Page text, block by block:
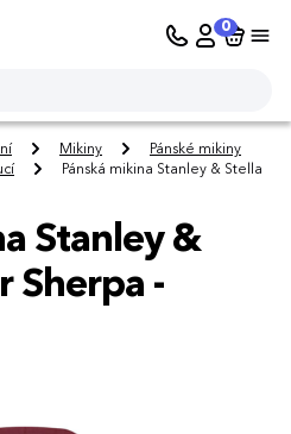
0
Mikiny
Pánské mikiny
Pánská mikina Stanley & Stella
Stanley &
Sherpa -